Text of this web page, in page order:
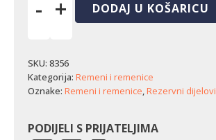
-
50
-
kultivator
975La)
+ DODAJ U KOŠARICU
SKU: 8356
Kategorija: Remeni i remenice
Oznake: Remeni i remenice,Rezervni dijelovi
PODIJELI S PRIJATELJIMA